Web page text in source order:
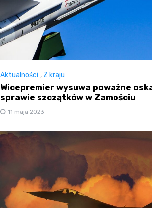
Aktualności , Z kraju
Wicepremier wysuwa poważne
sprawie szczątków w Zamościu
11 maja 2023